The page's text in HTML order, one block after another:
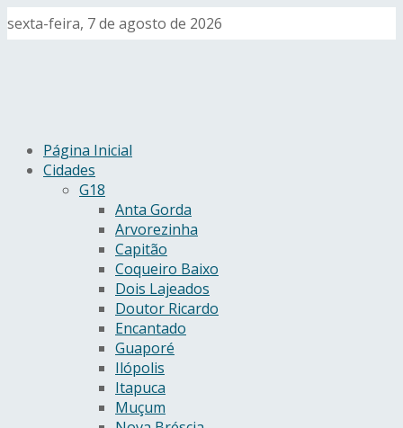
sexta-feira, 7 de agosto de 2026
Página Inicial
Cidades
G18
Anta Gorda
Arvorezinha
Capitão
Coqueiro Baixo
Dois Lajeados
Doutor Ricardo
Encantado
Guaporé
Ilópolis
Itapuca
Muçum